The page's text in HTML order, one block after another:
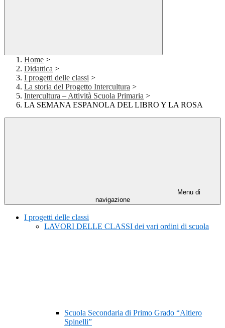
Home >
Didattica >
I progetti delle classi >
La storia del Progetto Intercultura >
Intercultura – Attività Scuola Primaria >
LA SEMANA ESPANOLA DEL LIBRO Y LA ROSA
Menu di
navigazione
I progetti delle classi
LAVORI DELLE CLASSI dei vari ordini di scuola
Scuola Secondaria di Primo Grado “Altiero
Spinelli”